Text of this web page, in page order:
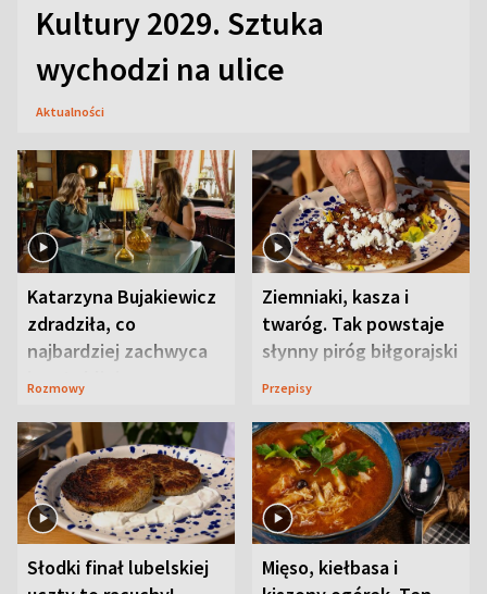
Kultury 2029. Sztuka
wychodzi na ulice
Aktualności
Katarzyna Bujakiewicz
zdradziła, co
najbardziej zachwyca
ją w Lublinie
Rozmowy
Ziemniaki, kasza i
twaróg. Tak powstaje
słynny piróg biłgorajski
Przepisy
Słodki finał lubelskiej
Mięso, kiełbasa i